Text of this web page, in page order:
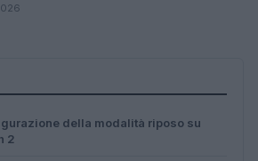
della modalità riposo su
2